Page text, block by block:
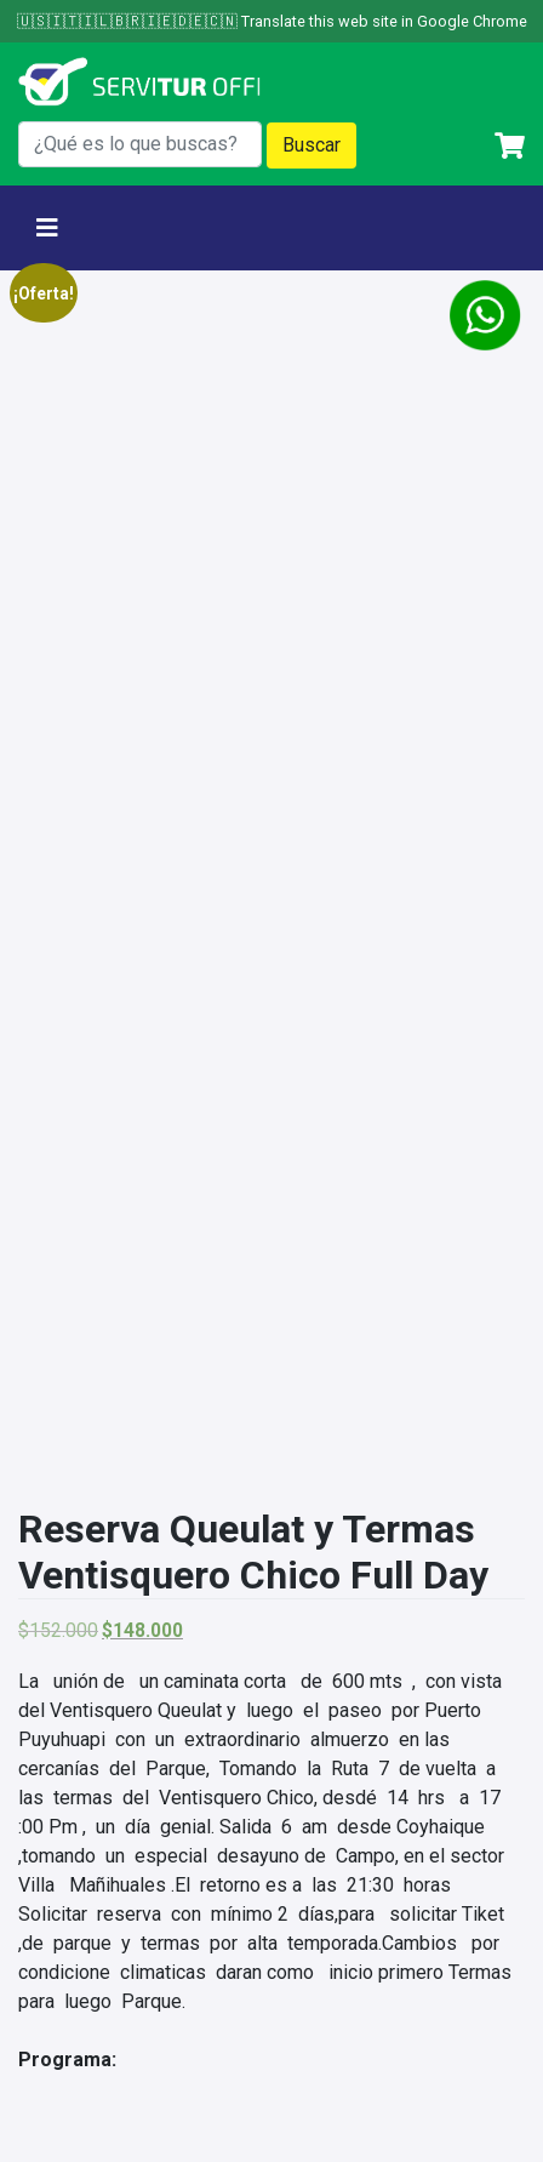
Skip
to
content
🇺🇸🇮🇹🇮🇱🇧🇷🇮🇪🇩🇪🇨🇳 Translate this web site in Google Chrome
¡Oferta!
Reserva Queulat y Termas
Ventisquero Chico Full Day
$152.000 El
original
era:
$152.000.
$148.000El
actual
es:
$148.000.
La unión de un caminata corta de 600 mts , con vista
del Ventisquero Queulat y luego el paseo por Puerto
Puyuhuapi con un extraordinario almuerzo en las
cercanías del Parque, Tomando la Ruta 7 de vuelta a
las termas del Ventisquero Chico, desdé 14 hrs a 17
:00 Pm , un día genial. Salida 6 am desde Coyhaique
,tomando un especial desayuno de Campo, en el sector
Villa Mañihuales .El retorno es a las 21:30 horas
Solicitar reserva con mínimo 2 días,para solicitar Tiket
,de parque y termas por alta temporada.Cambios por
condicione climaticas daran como inicio primero Termas
para luego Parque.
Programa: